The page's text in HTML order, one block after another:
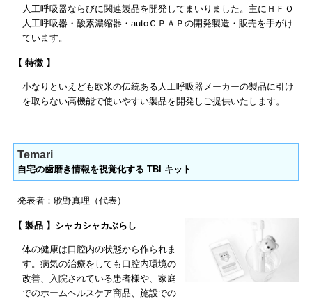
人工呼吸器ならびに関連製品を開発してまいりました。主にＨＦＯ
⼈⼯呼吸器・酸素濃縮器・autoＣＰＡＰの開発製造・販売を手がけ
ています。
【 特徴 】
小なりといえども欧米の伝統ある人工呼吸器メーカーの製品に引け
を取らない高機能で使いやすい製品を開発しご提供いたします。
Temari
自宅の歯磨き情報を視覚化する TBI キット
発表者：歌野真理（代表）
【 製品 】シャカシャカぶらし
体の健康は口腔内の状態から作られま
す。病気の治療をしても口腔内環境の
改善、入院されている患者様や、家庭
でのホームヘルスケア商品、施設での